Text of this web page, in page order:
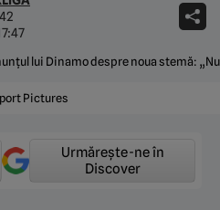
Pictures
Urmărește-ne în
Discover